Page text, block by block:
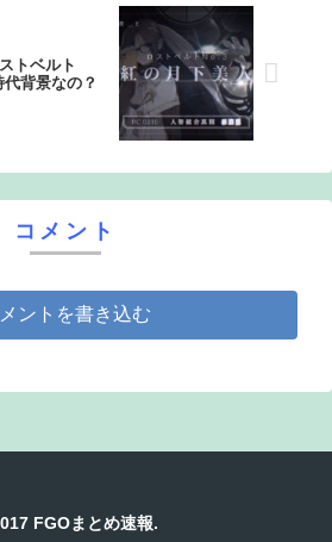
トベルト
背景なの？
コメント
ントを書き込む
FGOまとめ速報.